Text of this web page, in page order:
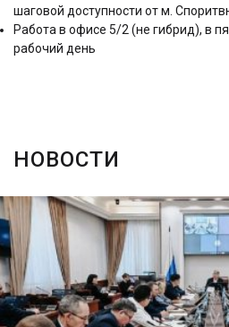
шаговой доступности от м.
Работа в офисе 5/2 (не гибрид), в
рабочий день
НОВОСТИ